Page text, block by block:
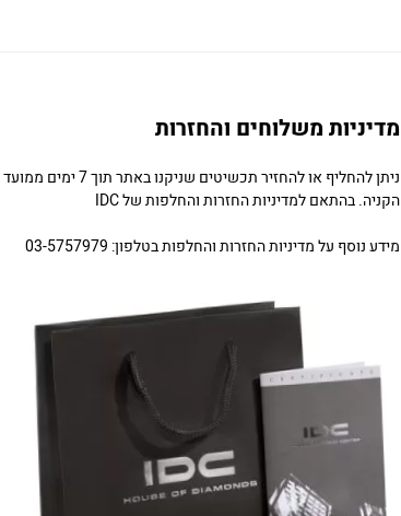
מדיניות משלוחים והחזרות
ניתן להחליף או להחזיר תכשיטים שניקנו באתר תוך 7 ימים ממועד
הקניה. בהתאם למדיניות החזרות והחלפות של IDC
מידע נוסף על מדיניות החזרות והחלפות בטלפון: 03-5757979